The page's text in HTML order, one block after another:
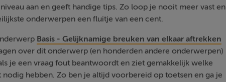
aan en geeft handige tips. Zo loop je nooit meer vast en
onderwerpen een fluitje van een cent.
Basis - Gelijknamige breuken van elkaar aftrekken
over dit onderwerp (en honderden andere onderwerpen)
je een vraag fout beantwoordt en ziet gemakkelijk welke
hebben. Zo ben je altijd voorbereid op toetsen en ga je